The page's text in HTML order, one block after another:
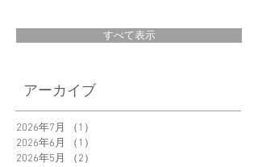
＜New Product＞
Grasses Pouch 新発
売
さ
すべて表示
アーカイブ
2026年7月 （1）
2026年6月
（1）
2026年5月
（2）